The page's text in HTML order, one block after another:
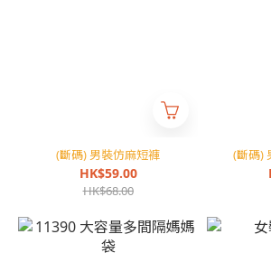
(斷碼) 男裝仿麻短褲
HK$59.00
HK$68.00
(斷碼)